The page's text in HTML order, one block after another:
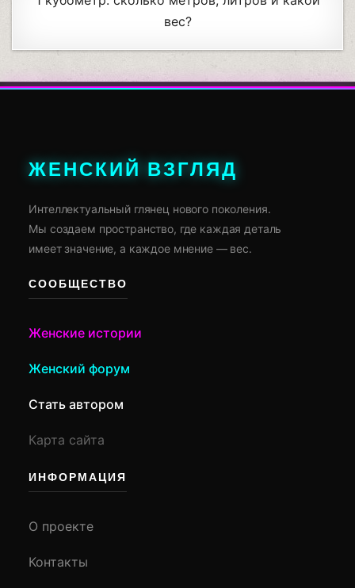
вес?
ЖЕНСКИЙ ВЗГЛЯД
Интеллектуальный глянец нового поколения.
Мы создаем пространство, где каждая деталь
имеет значение, а каждое мнение — вес.
СООБЩЕСТВО
Женские истории
Женский форум
Стать автором
Карта сайта
ИНФОРМАЦИЯ
О проекте
Контакты